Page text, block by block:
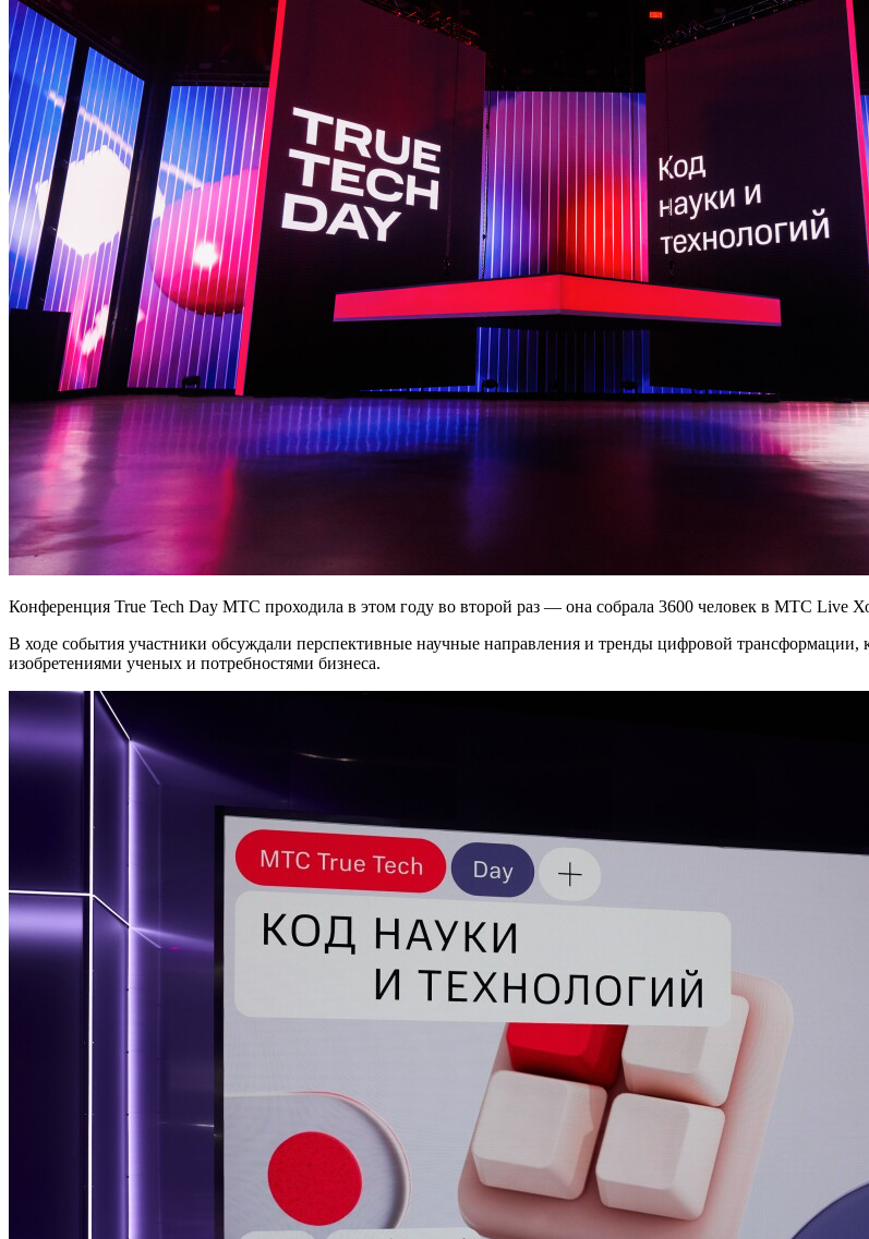
Конференция True Tech Day МТС проходила в этом году во второй раз — она собрала 3600 человек в МТС Live
В ходе события участники обсуждали перспективные научные направления и тренды цифровой
изобретениями ученых и потребностями бизнеса.